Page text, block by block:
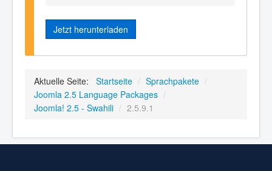
Jetzt herunterladen
Aktuelle Seite: Startseite / Sprachpakete /
Joomla 2.5 Language Packages /
Joomla! 2.5 - Swahili / 2.5.9.1